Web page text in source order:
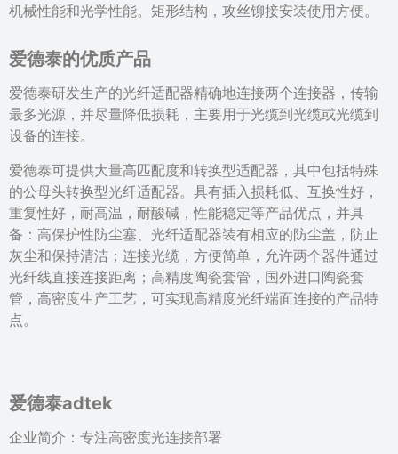
机械性能和光学性能。矩形结构，攻丝铆接安装使用方便。
爱德泰的优质产品
爱德泰研发生产的光纤适配器精确地连接两个连接器，传输
最多光源，并尽量降低损耗，主要用于光缆到光缆或光缆到
设备的连接。
爱德泰可提供大量高匹配度和转换型适配器，其中包括特殊
的公母头转换型光纤适配器。具有插入损耗低、互换性好，
重复性好，耐高温，耐酸碱，性能稳定等产品优点，并具
备：高保护性防尘塞、光纤适配器装有相应的防尘盖，防止
灰尘和保持清洁；连接光缆，方便简单，允许两个器件通过
光纤线直接连接距离；高精度陶瓷套管，国外进口陶瓷套
管，高密度生产工艺，可实现高精度光纤端面连接的产品特
点。
爱德泰adtek
企业简介：专注高密度光连接部署